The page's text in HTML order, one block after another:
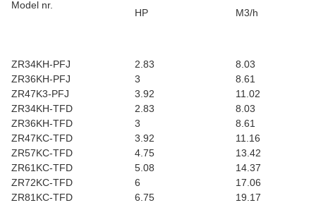
Model nr.
HP M3/h
ZR34KH-PFJ 2.83
8.03
ZR36KH-PFJ
3
8.61
ZR47K3-PFJ
3.92
11.02
ZR34KH-TFD
2.83
8.03
ZR36KH-TFD
3
8.61
ZR47KC-TFD
3.92
11.16
ZR57KC-TFD
4.75
13.42
ZR61KC-TFD
5.08
14.37
ZR72KC-TFD
6
17.06
ZR81KC-TFD
6.75 19.17